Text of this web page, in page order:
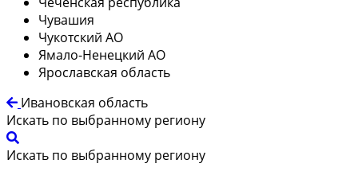
Чувашия
Чукотский АО
Ямало-Ненецкий АО
Ярославская область
Ивановская область
Искать по выбранному региону
Искать по выбранному региону